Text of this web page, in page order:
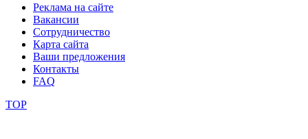
Реклама на сайте
Вакансии
Сотрудничество
Карта сайта
Ваши предложения
Контакты
FAQ
TOP